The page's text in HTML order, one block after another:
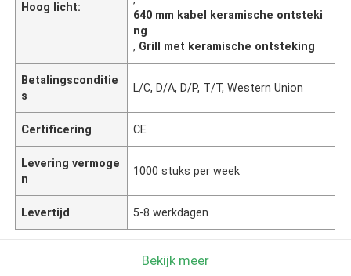
Hoog licht:
640 mm kabel keramische ontsteki
ng
, Grill met keramische ontsteking
Betalingsconditie
s
L/C, D/A, D/P, T/T, Western Union
Certificering CE
Levering vermoge
n
1000 stuks per week
Levertijd 5-8 werkdagen
Bekijk meer